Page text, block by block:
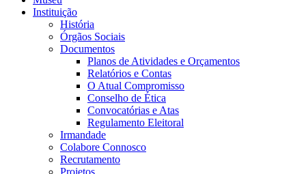
Instituição
História
Órgãos Sociais
Documentos
Planos de Atividades e Orçamentos
Relatórios e Contas
O Atual Compromisso
Conselho de Ética
Convocatórias e Atas
Regulamento Eleitoral
Irmandade
Colabore Connosco
Recrutamento
Projetos